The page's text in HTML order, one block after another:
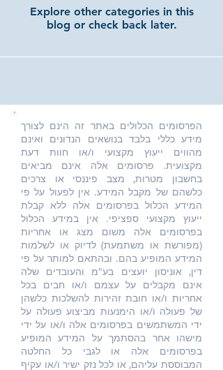
Explore other categories in this
blog or check back later.
הפרסומים הכלולים באתר זה הינם לצורך
מידע כללי בלבד בנושאים הנדונים ואינם
מהווים ייעוץ מקצועי ו/או חוות דעת
מקצועית. פרסומים אלה אינם מביאים
בחשבון מטרות, מצב פיננסי או צרכים
כלשהם של מקבל המידע. אין לפעול על פי
המידע הכלול בפרסומים אלה ללא קבלת
ייעוץ מקצועי ספציפי. אין במידע הכלול
בפרסומים אלה משום מצג או אחריות
(מפורשת או משתמעת) לדיוק או לשלמות
המידע המופיע בהם. ובהתאם למותר על פי
דין, אוניסון יועצים בע"מ והעובדים שלה
אינם מקבלים על עצמם ו/או חבים בכל
אחריות ו/או חובת זהירות להשלכות כלשהן
של פעולה ו/או הימנעות מביצוע פעולה על
ידי המשתמשים בפרסומים אלה ו/או על ידי
מישהו אחר בהסתמך על המידע המופיע
בפרסומים אלה או לגבי כל החלטה
המבוססת עליהם, או לכל נזק ישיר ו/או עקיף